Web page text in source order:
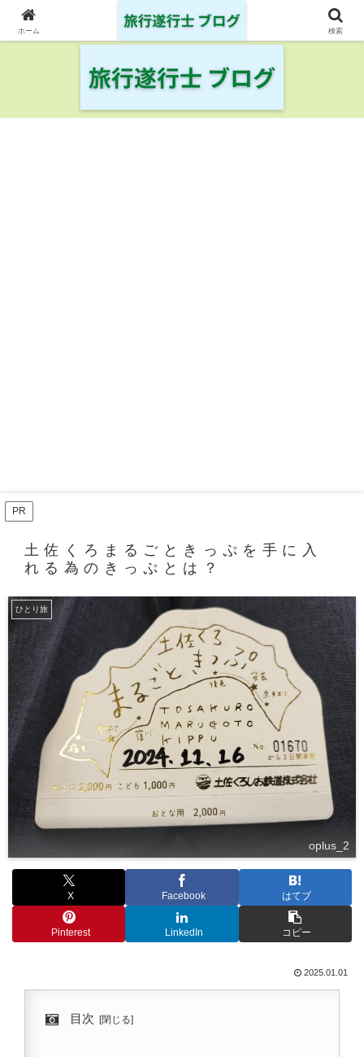
日本の鉄道・空港を制覇した旅行遂行士の旅の記録
PR
土佐くろまるごときっぷを手に入
れる為のきっぷとは？
ひとり旅
oplus_2
X Facebook はてブ
Pinterest LinkedIn コピー
2025.01.01
目次
ホーム 検索